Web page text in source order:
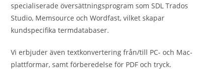
specialiserade översättningsprogram som SDL Trados
Studio, Memsource och Wordfast, vilket skapar
kundspecifika termdatabaser.
Vi erbjuder även textkonvertering från/till PC- och Mac-
plattformar, samt förberedelse för PDF och tryck.